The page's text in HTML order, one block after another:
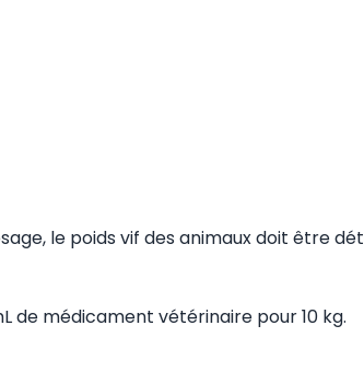
le poids vif des animaux doit être
de médicament vétérinaire pour 10 kg.